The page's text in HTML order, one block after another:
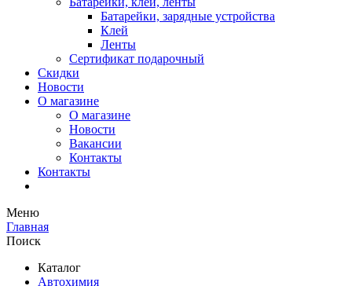
Батарейки, зарядные устройства
Клей
Ленты
Сертификат подарочный
Скидки
Новости
О магазине
О магазине
Новости
Вакансии
Контакты
Контакты
Меню
Главная
Поиск
Каталог
Автохимия